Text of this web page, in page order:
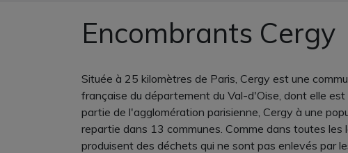
Encombrants Cergy
Située à 25 kilomètres de Paris, Cergy est une
française du département du Val-d'Oise, dont elle
partie de l'agglomération parisienne, Cergy à une
repartie dans 13 communes. Comme dans toutes les
produisent des déchets qui ne sont pas enlevés par